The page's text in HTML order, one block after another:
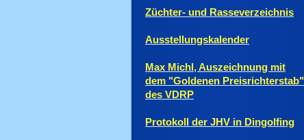
Züchter- und Rasseverzeichnis
Ausstellungskalender
Max Michl, Auszeichnung mit
dem "Goldenen Preisrichterstab"
des VDRP
Protokoll der JHV in Dingolfing